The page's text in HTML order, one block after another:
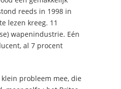
reeds in 1998 in
lezen kreeg. 11
wapenindustrie. Eén
al 7 procent
klein probleem mee, die